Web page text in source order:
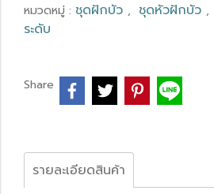
หมวดหมู่ : ชุดฝักบัว , ชุดหัวฝักบัว ,
ระดับ
Share
รายละเอียดสินค้า